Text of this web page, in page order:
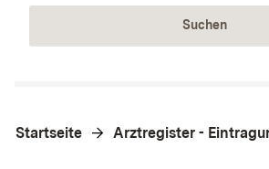
Suchen
Startseite Arztregister -